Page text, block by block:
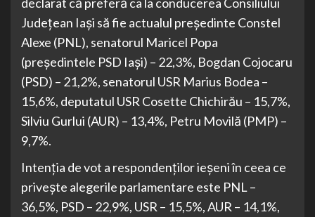
Judeţean Iaşi să fie actualul preşedinte Constel
Alexe (PNL), senatorul Maricel Popa
(preşedintele PSD Iaşi) – 22,3%, Bogdan Cojocaru
(PSD) – 21,2%, senatorul USR Marius Bodea –
15,6%, deputatul USR Cosette Chichirău – 15,7%,
Silviu Gurlui (AUR) – 13,4%, Petru Movilă (PMP) –
9,7%.
Intenţia de vot a respondenţilor ieşeni în ceea ce
priveşte alegerile parlamentare este PNL –
36,5%, PSD – 22,9%, USR – 15,5%, AUR – 14,1%,